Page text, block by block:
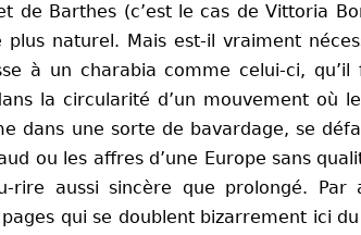
de Barthes (c’est le cas de Vittoria
plus naturel. Mais est-il vraiment
à un charabia comme celui-ci,
la circularité d’un mouvement
dans une sorte de bavardage, se
ou les affres d’une Europe sans
rire aussi sincère que prolongé.
qui se doublent bizarrement ici